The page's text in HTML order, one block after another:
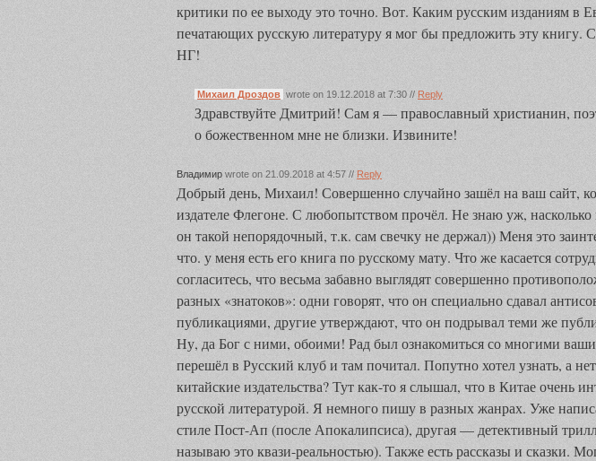
критики по ее выходу это точно. Вот. Каким русским изданиям в
печатающих русскую литературу я мог бы предложить эту
НГ!
Михаил Дроздов wrote on 19.12.2018 at 7:30 // Reply
Здравствуйте Дмитрий! Сам я — православный христианин,
о божественном мне не близки. Извините!
Владимир wrote on 21.09.2018 at 4:57 // Reply
Добрый день, Михаил! Совершенно случайно зашёл на ваш сайт,
издателе Флегоне. С любопытством прочёл. Не знаю уж,
он такой непорядочный, т.к. сам свечку не держал)) Меня это
что. у меня есть его книга по русскому мату. Что же касается
согласитесь, что весьма забавно выглядят совершенно
разных «знатоков»: одни говорят, что он специально сдавал
публикациями, другие утверждают, что он подрывал теми же
Ну, да Бог с ними, обоими! Рад был ознакомиться со многими
перешёл в Русский клуб и там почитал. Попутно хотел узнать, а
китайские издательства? Тут как-то я слышал, что в Китае очень
русской литературой. Я немного пишу в разных жанрах. Уже
стиле Пост-Ап (после Апокалипсиса), другая — детективный
называю это квази-реальностью). Также есть рассказы и сказки.